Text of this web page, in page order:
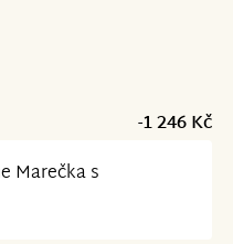
-1 246 Kč
Marečka s